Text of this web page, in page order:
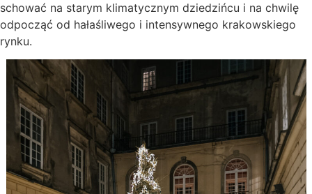
schować na starym klimatycznym dziedzińcu i na chwilę
odpocząć od hałaśliwego i intensywnego krakowskiego
rynku.